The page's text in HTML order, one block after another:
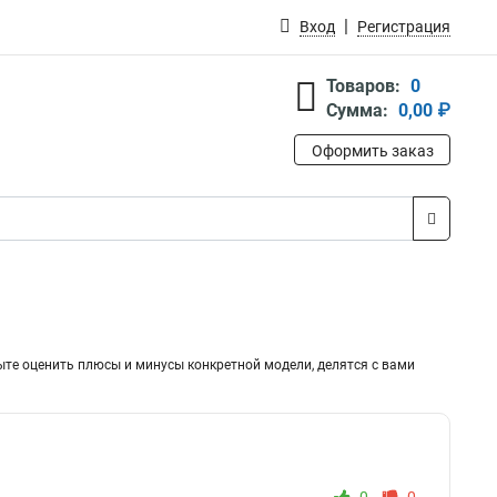
Вход Регистрация
Товаров: 0
Сумма: 0,00 ₽
Оформить заказ
оценить плюсы и минусы конкретной модели, делятся с вами